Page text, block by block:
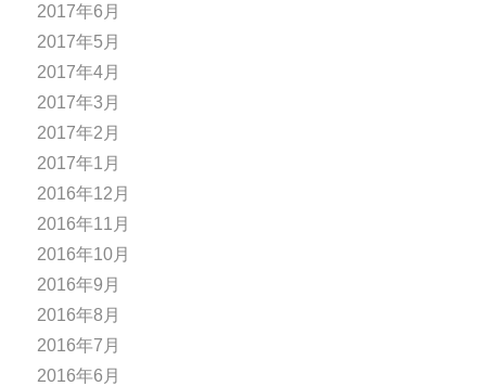
2017年6月
2017年5月
2017年4月
2017年3月
2017年2月
2017年1月
2016年12月
2016年11月
2016年10月
2016年9月
2016年8月
2016年7月
2016年6月